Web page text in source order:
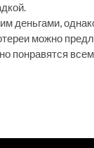
деньгами,
можно
понравятся